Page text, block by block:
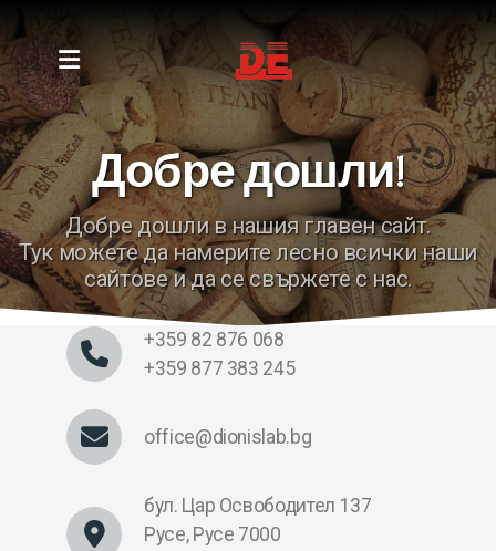
Добре дошли!
Добре дошли в нашия главен сайт.
Тук можете да намерите лесно всички наши
сайтове и да се свържете с нас.
+359 82 876 068
+359 877 383 245
office@dionislab.bg
бул. Цар Освободител 137
Русе, Русе 7000